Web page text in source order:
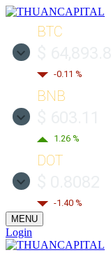
BTC
-0.11 %
BNB
1.26 %
DOT
-1.40 %
MENU
Login